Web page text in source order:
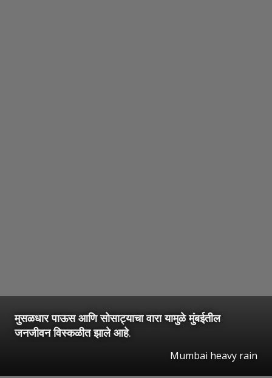
मुसळधार पाऊस आणि सोसाट्याचा वारा यामुळे मुंबईतील
जनजीवन विस्कळीत झाले आहे.
Mumbai heavy rain